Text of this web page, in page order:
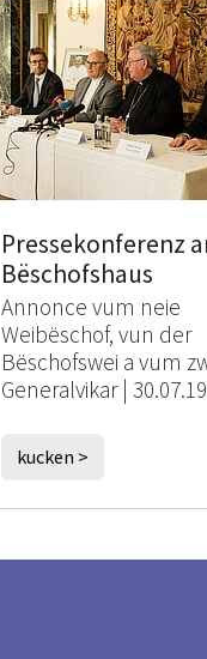
Pressekonferenz
Bëschofshaus
Annonce vum neie
Weibëschof, vun der
Bëschofswei a vum
Generalvikar | 30.07.19
kucken >